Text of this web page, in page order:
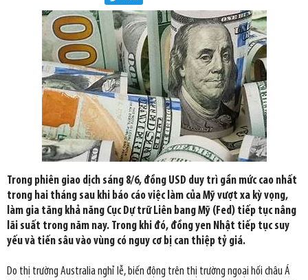
Trong phiên giao dịch sáng 8/6, đồng USD duy trì gần mức cao nhất
trong hai tháng sau khi báo cáo việc làm của Mỹ vượt xa kỳ vọng,
làm gia tăng khả năng Cục Dự trữ Liên bang Mỹ (Fed) tiếp tục nâng
lãi suất trong năm nay. Trong khi đó, đồng yen Nhật tiếp tục suy
yếu và tiến sâu vào vùng có nguy cơ bị can thiệp tỷ giá.
Do thị trường Australia nghỉ lễ, biến động trên thị trường ngoại hối châu Á